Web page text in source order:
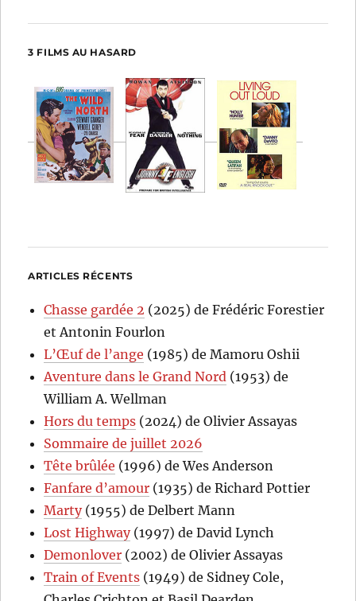
3 FILMS AU HASARD
ARTICLES RÉCENTS
Chasse gardée 2 (2025) de Frédéric Forestier
et Antonin Fourlon
L’Œuf de l’ange (1985) de Mamoru Oshii
Aventure dans le Grand Nord (1953) de
William A. Wellman
Hors du temps (2024) de Olivier Assayas
Sommaire de juillet 2026
Tête brûlée (1996) de Wes Anderson
Fanfare d’amour (1935) de Richard Pottier
Marty(1955) de Delbert Mann
Lost Highway(1997) de David Lynch
Demonlover (2002) de Olivier Assayas
Train of Events (1949) de Sidney Cole,